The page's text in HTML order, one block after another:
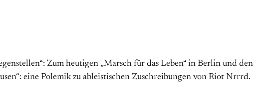
Zum heutigen „Marsch für das Leben“ in Berlin und den
ei­ne Po­­le­­mik zu able­­ist­i­schen Zu­­schrei­­bun­gen von Riot Nrrrd.